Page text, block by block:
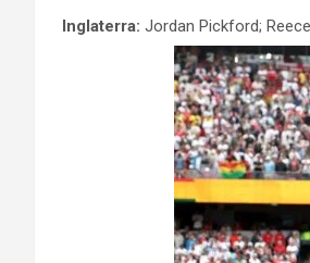
Inglaterra: Jordan Pickford;